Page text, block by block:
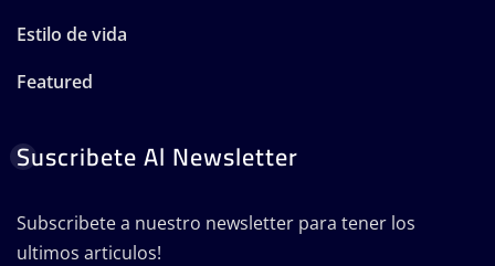
Estilo de vida
Featured
Suscribete Al Newsletter
Subscribete a nuestro newsletter para tener los
ultimos articulos!